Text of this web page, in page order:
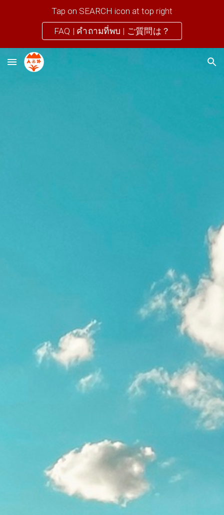
Skip to main content Skip to navigation
Tap on SEARCH icon at top right
FAQ | คำถามที่พบ | ご質問は？